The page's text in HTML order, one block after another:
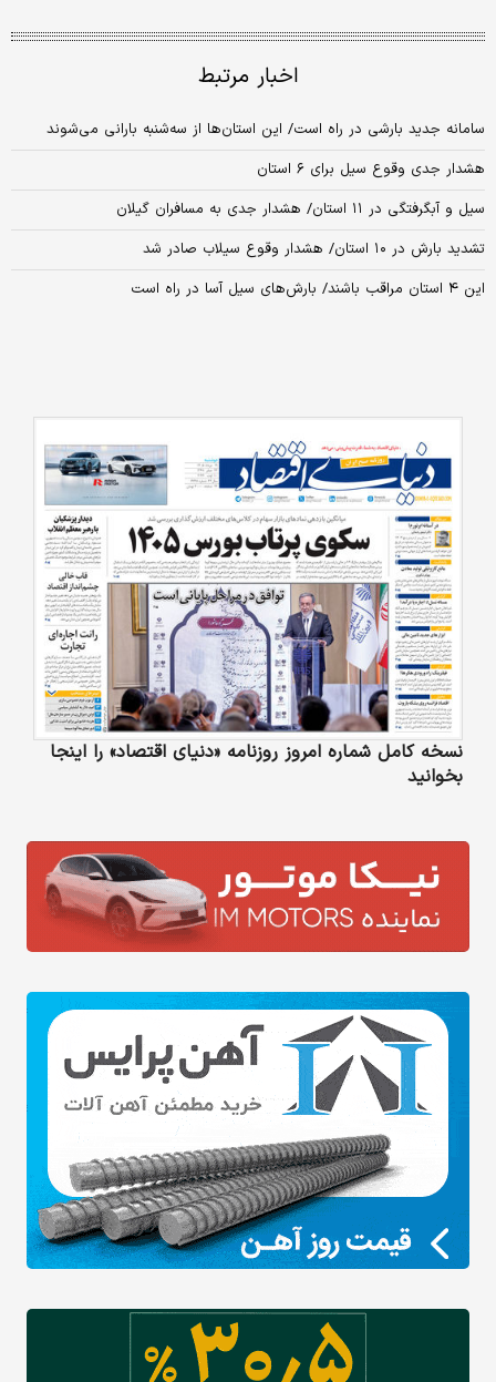
اخبار مرتبط
سامانه جدید بارشی در راه است/ این استان‌ها از سه‌شنبه بارانی می‌شوند
هشدار جدی وقوع سیل برای ۶ استان
سیل و آبگرفتگی در ۱۱ استان/ هشدار جدی به مسافران گیلان
تشدید بارش در ۱۰ استان/ هشدار وقوع سیلاب صادر شد
این ۴ استان مراقب باشند/ بارش‌های سیل آسا در راه است
نسخه کامل شماره امروز روزنامه «دنیای‌ اقتصاد» را اینجا
بخوانید